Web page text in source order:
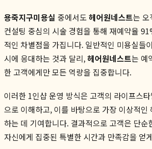
용죽지구미용실 중에서도 헤어원네스트는 오
컨설팅 중심의 시술 경험을 통해 재예약율
적인 차별점을 가집니다. 일반적인 미용실들
시에 응대하는 것과 달리,헤어원네스트는 예
한 고객에게만 모든 역량을 집중합니다.
이러한 1인샵 운영 방식은 고객의 라이프스
으로 이해하고, 이를 바탕으로 가장 이상적인
하는 데 기여합니다. 결과적으로 고객은 단순
자신에게 집중된 특별한 시간과 만족감을 얻